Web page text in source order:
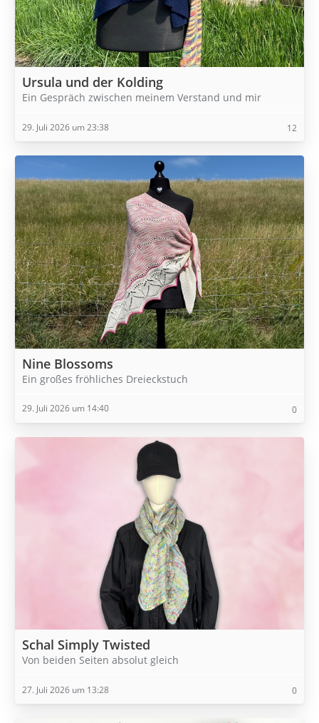
Ursula und der Kolding
Ein Gespräch zwischen meinem Verstand und mir
29. Juli 2026 um 23:38 12
Nine Blossoms
Ein großes fröhliches Dreieckstuch
29. Juli 2026 um 14:40 0
Schal Simply Twisted
Von beiden Seiten absolut gleich
27. Juli 2026 um 13:28 0